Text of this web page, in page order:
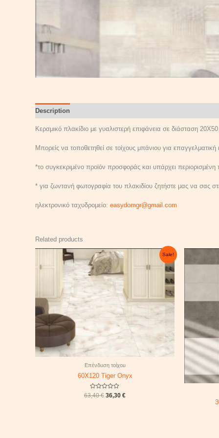
Description
Κεραμικό πλακίδιο με γυαλιστερή επιφάνεια σε διάσταση 20Χ50
Μπορείς να τοποθετηθεί σε τοίχους μπάνιου για επαγγελματική
*το συγκεκριμένο προϊόν προσφοράς και υπάρχει περιορισμένη
* για ζωντανή φωτογραφία του πλακιδίου ζητήστε μας να σας
ηλεκτρονικό ταχυδρομείο: easydomgr@gmail.com
Related products
Sale!
Επένδυση τοίχου
60X120 Tiger Onyx
Rated
0
63,40€
Original
price
was:
63,40 €.
36,30 €